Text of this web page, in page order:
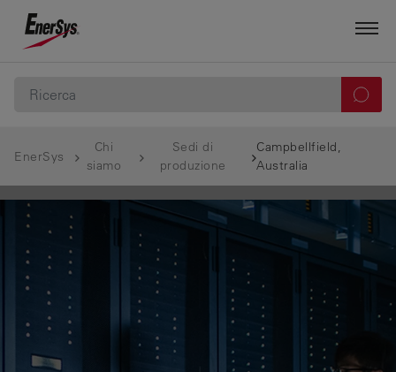
EnerSys
Chi
siamo
Sedi di
produzione
Campbellfield,
Australia